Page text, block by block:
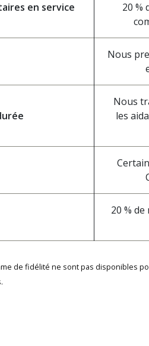
en service
20 %
Nous
Nous
les
20 %
de fidélité ne sont pas disponibles